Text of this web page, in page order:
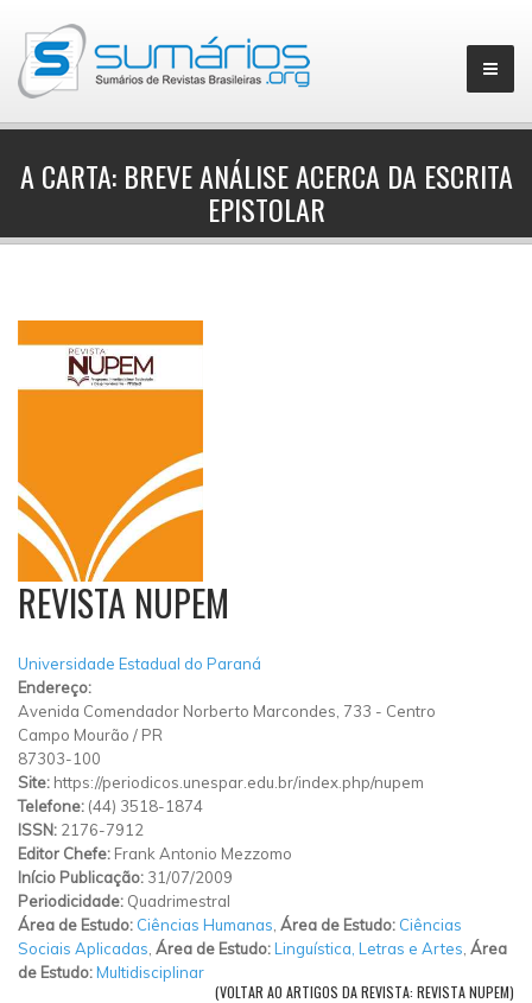
A CARTA: BREVE ANÁLISE ACERCA DA ESCRITA
EPISTOLAR
REVISTA NUPEM
Universidade Estadual do Paraná
Endereço:
Avenida Comendador Norberto Marcondes, 733 - Centro
Campo Mourão / PR
87303-100
Site: https://periodicos.unespar.edu.br/index.php/nupem
Telefone: (44) 3518-1874
ISSN: 2176-7912
Editor Chefe: Frank Antonio Mezzomo
Início Publicação: 31/07/2009
Periodicidade: Quadrimestral
Área de Estudo: Ciências Humanas Área de Estudo: Ciências
Sociais Aplicadas Área de Estudo:Linguística, Letras e Artes Área
de Estudo:Multidisciplinar
(VOLTAR AO ARTIGOS DA REVISTA: REVISTA NUPEM)